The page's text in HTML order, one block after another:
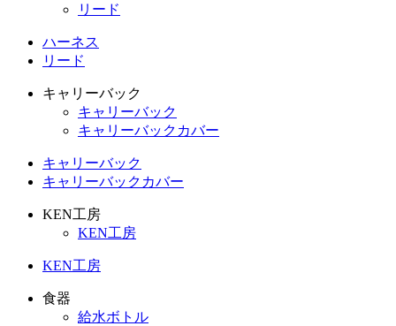
リード
ハーネス
リード
キャリーバック
キャリーバック
キャリーバックカバー
キャリーバック
キャリーバックカバー
KEN工房
KEN工房
KEN工房
食器
給水ボトル